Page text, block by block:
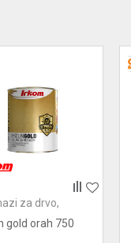
za drvo,
gold orah 750